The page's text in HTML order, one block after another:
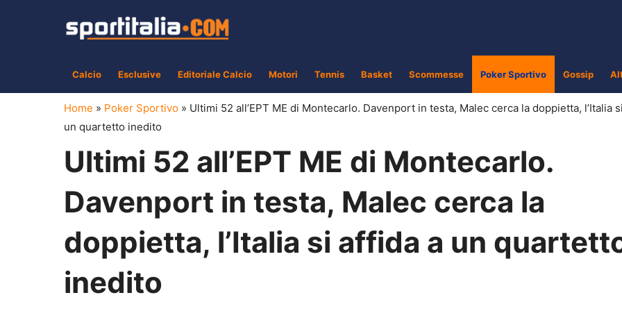
Calcio Esclusive Editoriale Calcio Motori Tennis Basket Scommesse Poker Sportivo Gossip
Home » Poker Sportivo » Ultimi 52 all’EPT ME di Montecarlo. Davenport in testa, Malec cerca la doppietta, l’Italia
un quartetto inedito
Ultimi 52 all’EPT ME di Montecarlo.
Davenport in testa, Malec cerca la
doppietta, l’Italia si affida a un
inedito